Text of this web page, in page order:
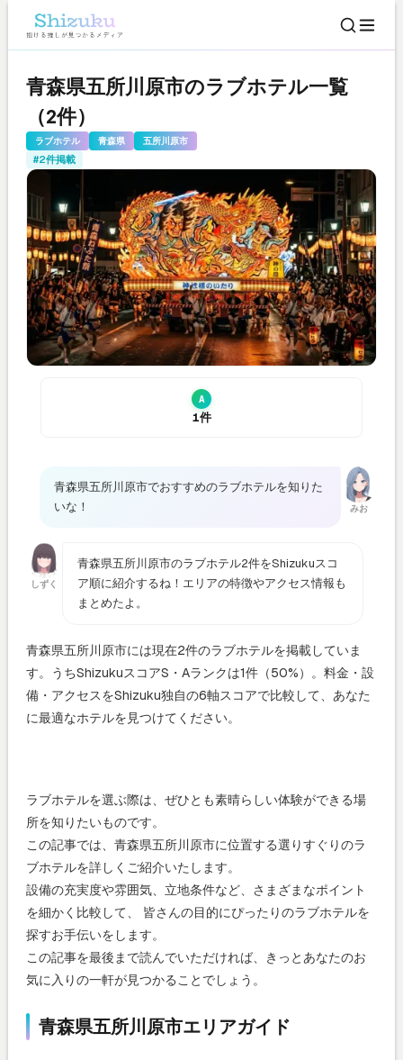
青森県五所川原市のラブホテル一覧
（2件）
ラブホテル 青森県 五所川原市
#2件掲載
A
1件
みお
青森県五所川原市でおすすめのラブホテルを知りた
いな！
しずく
青森県五所川原市のラブホテル2件をShizukuスコ
ア順に紹介するね！エリアの特徴やアクセス情報も
まとめたよ。
青森県五所川原市には現在2件のラブホテルを掲載していま
す。うちShizukuスコアS・Aランクは1件（50%）。料金・設
備・アクセスをShizuku独自の6軸スコアで比較して、あなた
に最適なホテルを見つけてください。
ラブホテルを選ぶ際は、ぜひとも素晴らしい体験ができる場
所を知りたいものです。
この記事では、青森県五所川原市に位置する選りすぐりのラ
ブホテルを詳しくご紹介いたします。
設備の充実度や雰囲気、立地条件など、さまざまなポイント
を細かく比較して、 皆さんの目的にぴったりのラブホテルを
探すお手伝いをします。
この記事を最後まで読んでいただければ、きっとあなたのお
気に入りの一軒が見つかることでしょう。
青森県五所川原市エリアガイド